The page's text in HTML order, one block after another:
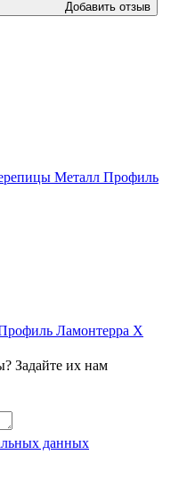
Добавить отзыв
Металл Профиль
Ламонтерра Х
Задайте их нам
данных